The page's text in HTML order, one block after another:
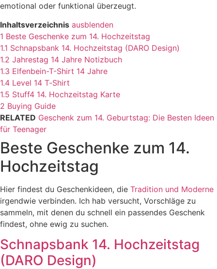
emotional oder funktional überzeugt.
Inhaltsverzeichnis ausblenden
1 Beste Geschenke zum 14. Hochzeitstag
1.1 Schnapsbank 14. Hochzeitstag (DARO Design)
1.2 Jahrestag 14 Jahre Notizbuch
1.3 Elfenbein-T-Shirt 14 Jahre
1.4 Level 14 T‑Shirt
1.5 Stuff4 14. Hochzeitstag Karte
2 Buying Guide
RELATED Geschenk zum 14. Geburtstag: Die Besten Ideen
für Teenager
Beste Geschenke zum 14.
Hochzeitstag
Hier findest du Geschenkideen, die Tradition und Moderne
irgendwie verbinden. Ich hab versucht, Vorschläge zu
sammeln, mit denen du schnell ein passendes Geschenk
findest, ohne ewig zu suchen.
Schnapsbank 14. Hochzeitstag
(DARO Design)